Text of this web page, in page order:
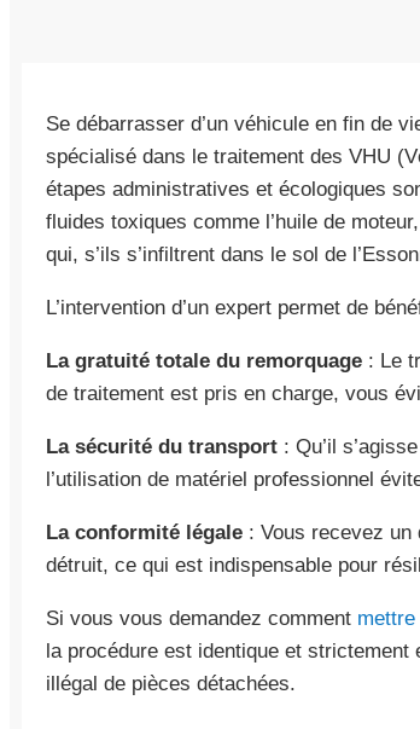
Se débarrasser d’un véhicule en fin de
spécialisé dans le traitement des VHU
étapes administratives et écologiques
fluides toxiques comme l’huile de
qui, s’ils s’infiltrent dans le sol de
L’intervention d’un expert permet de
La gratuité totale du remorquage : Le
de traitement est pris en charge, vous
La sécurité du transport : Qu’il
l’utilisation de matériel professionnel
La conformité légale : Vous recevez
détruit, ce qui est indispensable pour
Si vous vous demandez comment
la procédure est identique et
illégal de pièces détachées.